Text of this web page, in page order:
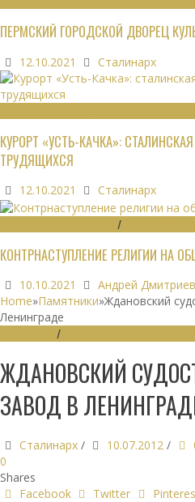
ПЕРМСКИЙ ГОРОДСКОЙ ДВОРЕЦ
12.10.2021 Сталинарх
КУРОРТ «УСТЬ-КАЧКА»:
ТРУДЯЩИХСЯ
12.10.2021 Сталинарх
/
КОНТРНАСТУПЛЕНИЕ РЕЛИГИИ НА
10.10.2021
Андрей Дмитриев
Home»Памятники»Ждановский
Ленинграде
/
ЖДАНОВСКИЙ
ЗАВОД В
Сталинарх / 10.07.2012 /
0
Shares
Facebook
Twitter